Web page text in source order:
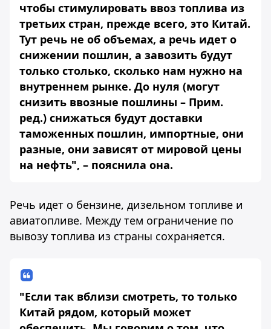
чтобы стимулировать ввоз топлива из
третьих стран, прежде всего, это Китай.
Тут речь не об объемах, а речь идет о
снижении пошлин, а завозить будут
только столько, сколько нам нужно на
внутреннем рынке. До нуля (могут
снизить ввозные пошлины – Прим.
ред.) снижаться будут доставки
таможенных пошлин, импортные, они
разные, они зависят от мировой цены
на нефть", – пояснила она.
Речь идет о бензине, дизельном топливе и
авиатопливе. Между тем ограничение по
вывозу топлива из страны сохраняется.
"Если так вблизи смотреть, то только
Китай рядом, который может